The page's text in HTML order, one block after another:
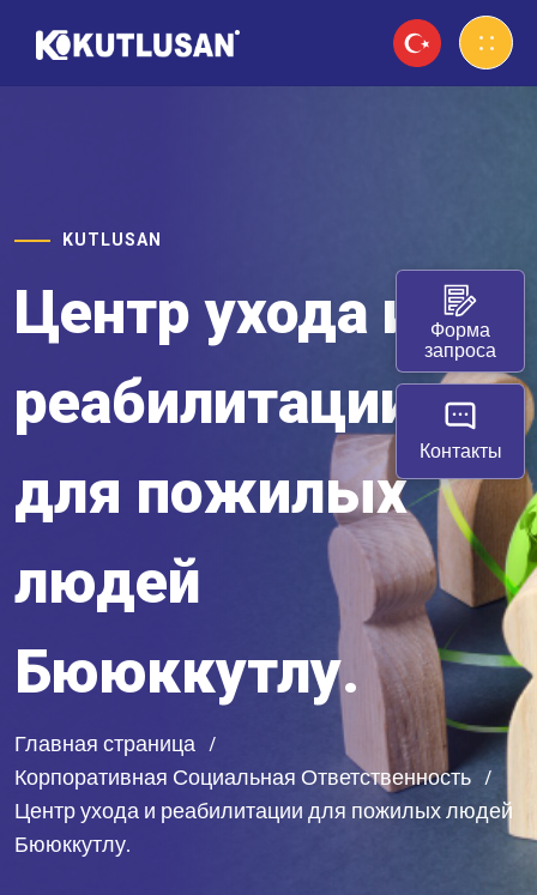
KUTLUSAN
Центр ухода и
реабилитации
для пожилых
людей
Бююккутлу.
Главная страница
Корпоративная Социальная Ответственность
Центр ухода и реабилитации для пожилых людей
Бююккутлу.
Форма
запроса
Контакты